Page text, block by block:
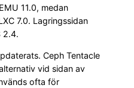
11.0, medan
7.0. Lagringssidan
2.4.
Ceph Tentacle
vid sidan av
ofta för